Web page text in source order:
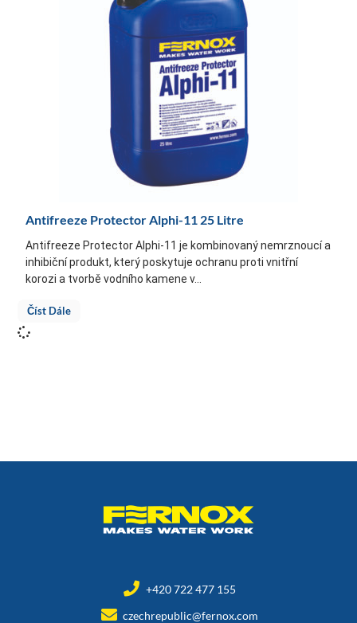
Antifreeze Protector Alphi-11 25 Litre
Antifreeze Protector Alphi-11 je kombinovaný nemrznoucí a
inhibiční produkt, který poskytuje ochranu proti vnitřní
korozi a tvorbě vodního kamene v...
Číst Dále
+420 722 477 155
czechrepublic@fernox.com